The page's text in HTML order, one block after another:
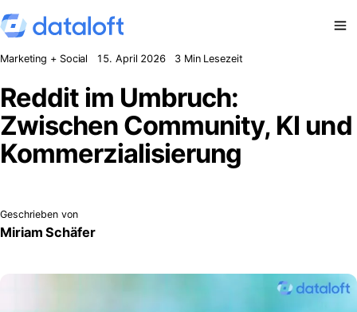
Zum Inhalt springen
Marketing + Social 15. April 2026 3 Min Lesezeit
Reddit im Umbruch:
Zwischen Community, KI und
Kommerzialisierung
Geschrieben von
Miriam Schäfer